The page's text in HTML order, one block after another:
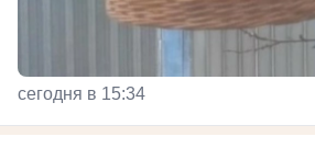
сегодня в 15:34